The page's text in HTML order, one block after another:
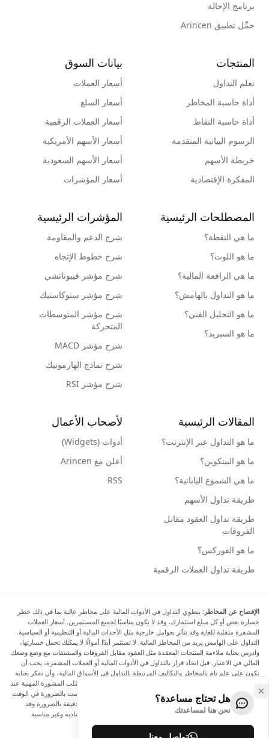
برنامج الإحالة
حمِّل تطبيق Arincen
المنتجات
تعلم التداول
أداة حاسبة المخاطر
أداة حاسبة النقاط
الرسوم البيانية المتقدمة
خريطة الأسهم
المفكرة الإقتصادية
بيانات السوق
أسعار العملات
أسعار السلع
أسعار العملات الرقمية
أسعار الأسهم الأمريكية
أسعار الأسهم السعودية
أسعار المؤشرات
المصطلحات الرئيسية
ما هي النقطة؟
ما هو اللوت؟
ما هي الرافعة المالية؟
ما هو التداول بالهامش؟
ما هو التحليل الفني؟
ما هو السبريد؟
المؤشرات الرئيسية
شرح الدعم والمقاومة
شرح خطوط الإتجاه
شرح مؤشر فيبوناتشي
شرح مؤشر ستوكاستيك
شرح مؤشر المتوسطات
المتحركة
شرح مؤشر MACD
شرح نماذج الهارمونيك
شرح مؤشر RSI
المقالات الرئيسية
ما هو التداول عبر الإنترنت؟
ما هو البيتكوين؟
ما هي الشموع اليابانية؟
طريقة تداول الأسهم
طريقة تداول العقود مقابل
الفروقات
ما هو الفوركس؟
طريقة تداول العملات الرقمية
لأصحاب الأعمال
أدوات (Widgets)
أعلن مع Arincen
RSS
الإفصاح عن المخاطر: ينطوي التداول في الأدوات المالية على مخاطر عالية بما في ذلك خطر
خسارة بعض أو كل مبلغ استثمارك، وقد لا يكون مناسبًا لجميع المستثمرين. أسعار العملات
المشفرة متقلبة للغاية وقد تتأثر بعوامل خارجية مثل الأحداث المالية أو التنظيمية أو السياسية.
التداول على الهامش يزيد من المخاطر المالية. لا تستثمر أبدًا أموالًا لا يمكنك تحمل خسارتها،
وادرس بعناية ملاءمة المنتجات المعقدة مثل العقود مقابل الفروقات والمشتقات مع وضع وضعك
المالي في الاعتبار. قبل اتخاذ قرار بالتداول في الأدوات المالية أو العملات المشفرة، يجب أن
تكون على علم تام بالمخاطر والتكاليف المرتبطة بالتداول في الأسواق المالية، وأن تفكر بعناية
في أهدافك الاستثمارية ومستوى خبرتك ورغبتك في المخاطرة، وأن تطلب المشورة المهنية عند
الحاجة. تود Arincen أن تذكرك بأن البيانات الواردة في هذا الموقع ليست بالضرورة في الوقت
الفعلي وليست دقيقة. البيانات والأسعار الموجودة على الموقع ليست دقيقة بالضرورة وقد
تختلف عن السعر الفعلي في أي سوق معينة، مما يعني أن الأسعار إرشادية وغير مناسبة
لأغراض التداول.
هل تحتاج مساعدة؟
نحن هنا لمساعدتك